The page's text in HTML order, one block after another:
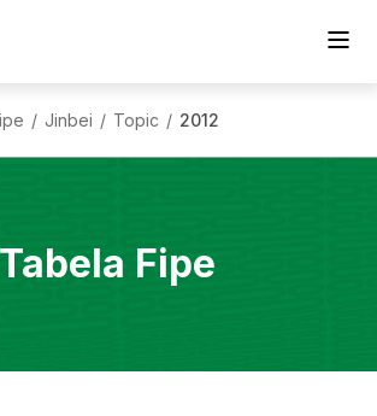
/ Jinbei / Topic / 2012
Tabela Fipe